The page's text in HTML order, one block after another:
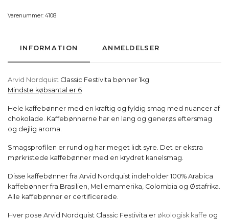
Varenummer: 4108
INFORMATION ANMELDELSER
Arvid Nordquist Classic Festivita bønner 1kg
Mindste købsantal er 6
Hele kaffebønner med en kraftig og fyldig smag med nuancer af
chokolade. Kaffebønnerne har en lang og generøs eftersmag
og dejlig aroma.
Smagsprofilen er rund og har meget lidt syre. Det er ekstra
mørkristede kaffebønner med en krydret kanelsmag.
Disse kaffebønner fra Arvid Nordquist indeholder 100% Arabica
kaffebønner fra Brasilien, Mellemamerika, Colombia og Østafrika.
Alle kaffebønner er certificerede.
Hver pose Arvid Nordquist Classic Festivita er økologisk kaffe og